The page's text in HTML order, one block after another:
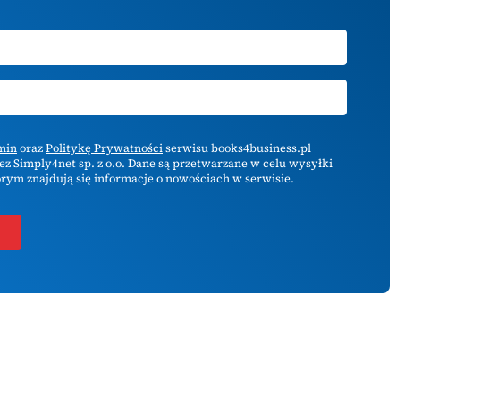
orazPolitykę Prywatnościserwisu books4business.pl
Simply4net sp. z o.o. Dane są przetwarzane w celu wysyłki
znajdują się informacje o nowościach w serwisie.